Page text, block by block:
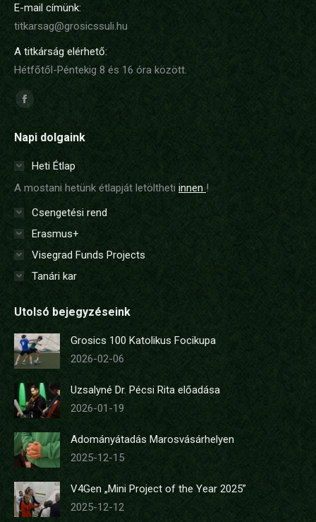
E-mail címünk:
titkarsag@grosicssuli.hu
A titkárság elérhető:
Hétfőtől-Péntekig 8 és 16 óra között.
Find us on:
Facebook
opens
in
Napi dolgaink
Heti Étlap
A mostani hetünk étlapját letöltheti innen !
Csengetési rend
Erasmus+
Visegrad Funds Projects
Tanári kar
Utolsó bejegyzéseink
Grosics 100 Katolikus Focikupa
2026-02-06
Uzsalyné Dr. Pécsi Rita előadása
2026-01-19
Adományátadás Marosvásárhelyen
2025-12-15
V4Gen „Mini Project of the Year 2025”
2025-12-12